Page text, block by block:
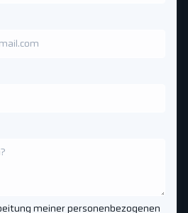
meiner personenbezogenen